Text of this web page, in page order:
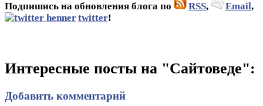
Подпишись на обновления блога по RSS, Email,
twitter!
Интересные посты на "Сайтоведе":
Добавить комментарий